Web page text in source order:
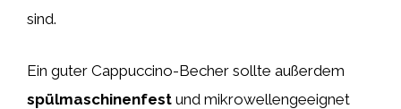
sind.
Ein guter Cappuccino-Becher sollte außerdem
spülmaschinenfest und mikrowellengeeignet